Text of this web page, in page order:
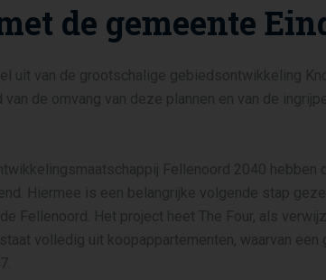
de gemeente
uit van de grootschalige gebiedsontwikkeling
de omvang van deze plannen en van de
Fellenoord 2040
Hiermee is een belangrijke volgende stap
Fellenoord. Het project heet The Four, als
volledig uit koopappartementen, waarvan